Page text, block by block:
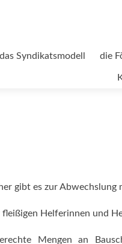
das Syndikatsmodell die
gibt es zur
Helferinnen und
Mengen an